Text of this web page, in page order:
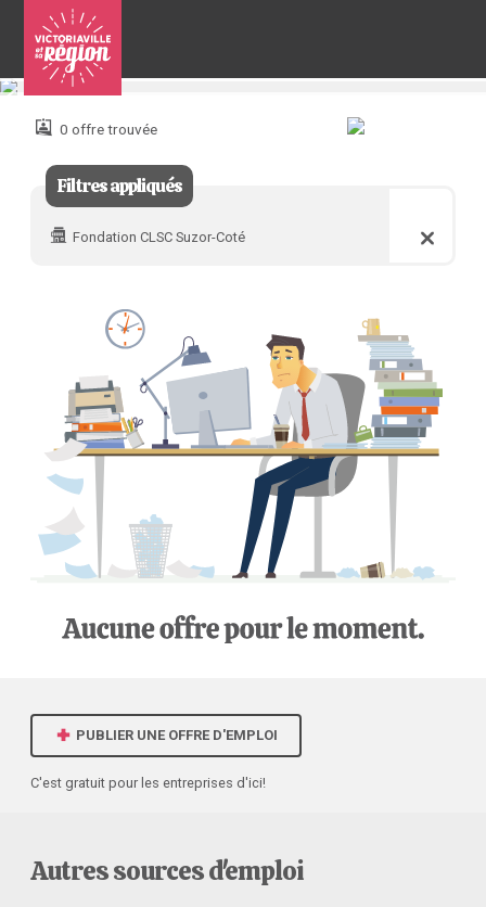
Pour
joindre 0 offre trouvée
Filtres appliqués
Fondation CLSC Suzor-Coté
PUBLIER UNE OFFRE D'EMPLOI
C'est gratuit pour les entreprises d'ici!
Autres sources d'emploi